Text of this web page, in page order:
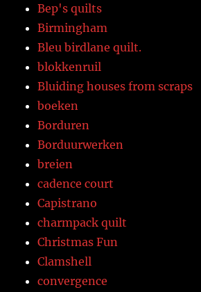
Bep's quilts
Birmingham
Bleu birdlane quilt.
blokkenruil
Bluiding houses from scraps
boeken
Borduren
Borduurwerken
breien
cadence court
Capistrano
charmpack quilt
Christmas Fun
Clamshell
convergence